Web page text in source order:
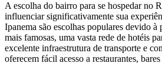
A escolha do bairro para se hospedar no
influenciar significativamente sua
Ipanema são escolhas populares devido
mais famosas, uma vasta rede de hotéis
excelente infraestrutura de transporte e
oferecem fácil acesso a restaurantes,